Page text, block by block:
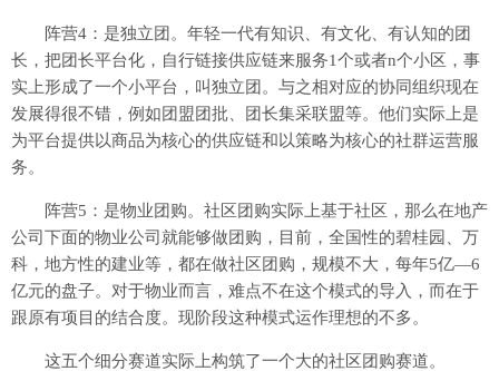
阵营4：是独立团。年轻一代有知识、有文化、有认知的团
长，把团长平台化，自行链接供应链来服务1个或者n个小区，事
实上形成了一个小平台，叫独立团。与之相对应的协同组织现在
发展得很不错，例如团盟团批、团长集采联盟等。他们实际上是
为平台提供以商品为核心的供应链和以策略为核心的社群运营服
务。
阵营5：是物业团购。社区团购实际上基于社区，那么在地产
公司下面的物业公司就能够做团购，目前，全国性的碧桂园、万
科，地方性的建业等，都在做社区团购，规模不大，每年5亿—6
亿元的盘子。对于物业而言，难点不在这个模式的导入，而在于
跟原有项目的结合度。现阶段这种模式运作理想的不多。
这五个细分赛道实际上构筑了一个大的社区团购赛道。